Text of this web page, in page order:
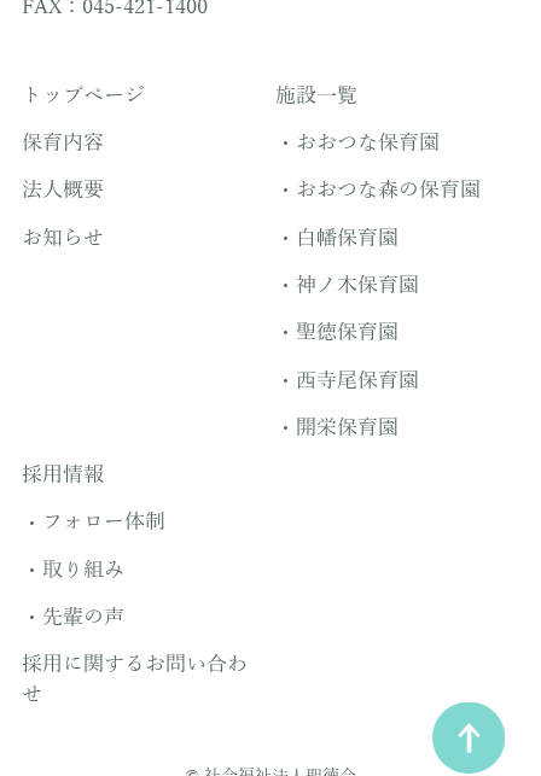
FAX：045-421-1400
トップページ
保育内容
法人概要
お知らせ
施設一覧
おおつな保育園
おおつな森の保育園
白幡保育園
神ノ木保育園
聖徳保育園
西寺尾保育園
開栄保育園
採用情報
フォロー体制
取り組み
先輩の声
採用に関するお問い合わ
せ